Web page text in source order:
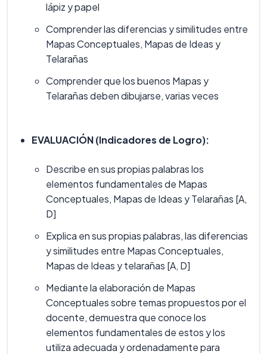
lápiz y papel
Comprender las diferencias y similitudes entre
Mapas Conceptuales, Mapas de Ideas y
Telarañas
Comprender que los buenos Mapas y
Telarañas deben dibujarse, varias veces
EVALUACIÓN (Indicadores de Logro):
Describe en sus propias palabras los
elementos fundamentales de Mapas
Conceptuales, Mapas de Ideas y Telarañas [A,
D]
Explica en sus propias palabras, las diferencias
y similitudes entre Mapas Conceptuales,
Mapas de Ideas y telarañas [A, D]
Mediante la elaboración de Mapas
Conceptuales sobre temas propuestos por el
docente, demuestra que conoce los
elementos fundamentales de estos y los
utiliza adecuada y ordenadamente para